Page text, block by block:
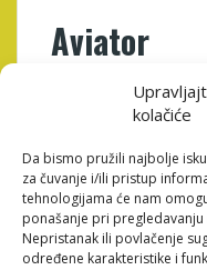
kolačiće
Da bismo pružili najbolje
za čuvanje i/ili pristup
tehnologijama će nam
ponašanje pri
Nepristanak ili povlačenje
određene karakteristike i
Aviator
Jocul a fost lansat in
Spribe ?i semnifica
concuren?a cu
intreaga comportare
imaginara unde un
masura doar ce
extinde ?i
con?tient de durata
o tendin?a de a